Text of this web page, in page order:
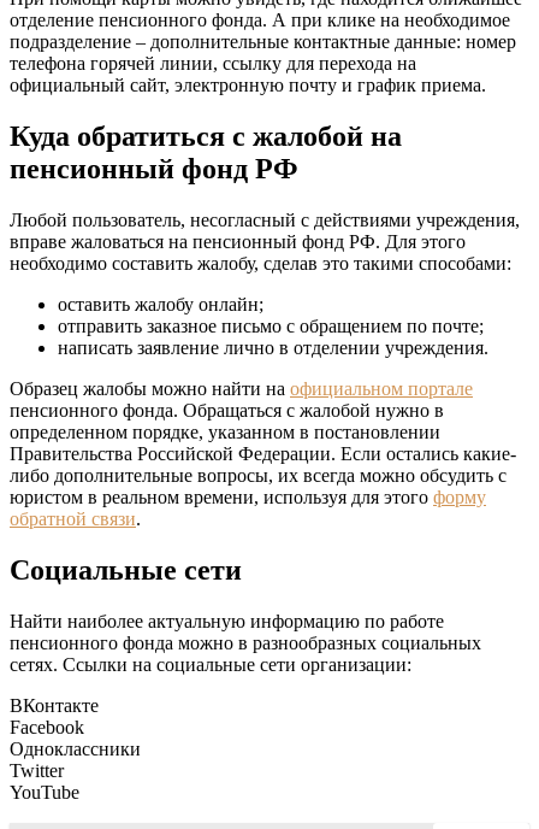
отделение пенсионного фонда. А при клике на необходимое
подразделение – дополнительные контактные данные: номер
телефона горячей линии, ссылку для перехода на
официальный сайт, электронную почту и график приема.
Куда обратиться с жалобой на
пенсионный фонд РФ
Любой пользователь, несогласный с действиями учреждения,
вправе жаловаться на пенсионный фонд РФ. Для этого
необходимо составить жалобу, сделав это такими способами:
оставить жалобу онлайн;
отправить заказное письмо с обращением по почте;
написать заявление лично в отделении учреждения.
Образец жалобы можно найти на официальном портале
пенсионного фонда. Обращаться с жалобой нужно в
определенном порядке, указанном в постановлении
Правительства Российской Федерации. Если остались какие-
либо дополнительные вопросы, их всегда можно обсудить с
юристом в реальном времени, используя для этого форму
обратной связи.
Социальные сети
Найти наиболее актуальную информацию по работе
пенсионного фонда можно в разнообразных социальных
сетях. Ссылки на социальные сети организации:
ВКонтакте
Facebook
Одноклассники
Twitter
YouTube